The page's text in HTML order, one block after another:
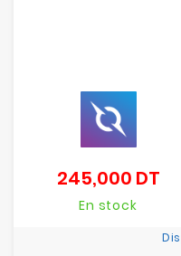
245,000 DTPrix
En stock